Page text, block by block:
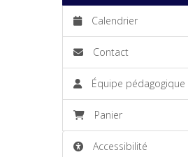
Calendrier
Contact
Équipe pédagogique
Panier
Accessibilité